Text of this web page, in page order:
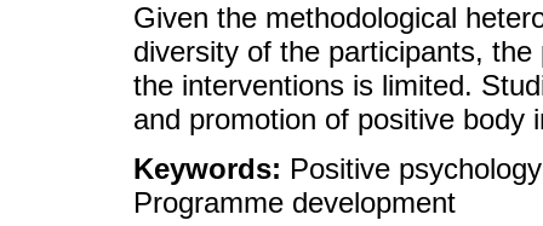
Given the methodological
diversity of the participants,
the interventions is limited.
and promotion of positive body
Keywords: Positive
Programme development